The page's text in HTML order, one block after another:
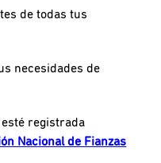
de todas tus
necesidades de
registrada
Nacional de Fianzas